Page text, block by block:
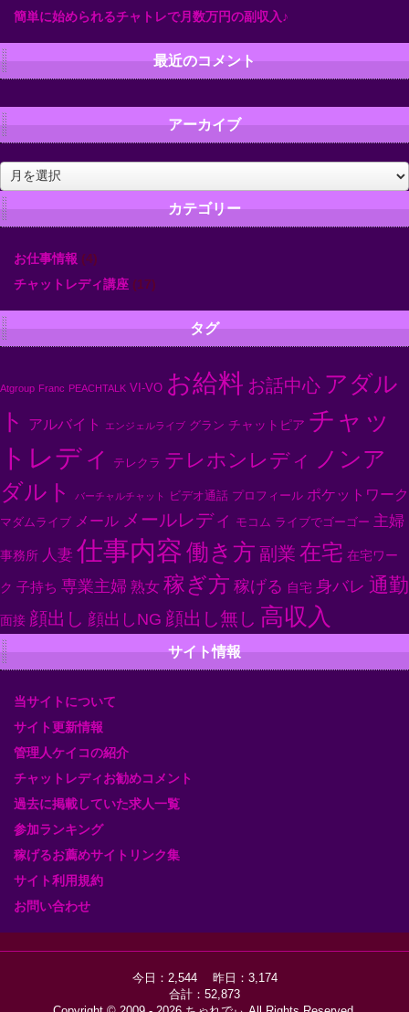
簡単に始められるチャトレで月数万円の副収入♪
最近のコメント
アーカイブ
ア
ー
カ
イ
カテゴリー
お仕事情報 (4)
チャットレディ講座 (17)
タグ
Atgroup Franc PEACHTALK VI-VO お給料 お話中心 アダル
ト
アルバイト エンジェルライブ グラン チャットピア チャッ
トレディ
テレクラ テレホンレディ ノンア
ダルト
バーチャルチャット ビデオ通話 プロフィール ポケットワーク
マダムライブ メール メールレディ モコム ライブでゴーゴー 主婦
事務所 人妻 仕事内容働き方 副業 在宅 在宅ワー
ク 子持ち 専業主婦 熟女 稼ぎ方 稼げる 自宅 身バレ 通勤
面接 顔出し 顔出しNG 顔出し無し 高収入
サイト情報
当サイトについて
サイト更新情報
管理人ケイコの紹介
チャットレディお勧めコメント
過去に掲載していた求人一覧
参加ランキング
稼げるお薦めサイトリンク集
サイト利用規約
お問い合わせ
今日：2,544 昨日：3,174
合計：52,873